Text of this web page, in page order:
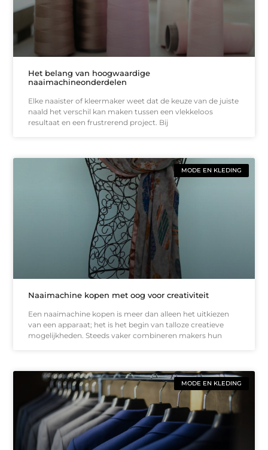
Het belang van hoogwaardige
naaimachineonderdelen
Elke naaister of kleermaker weet dat de keuze van de juiste
naald het verschil kan maken tussen een vlekkeloos
resultaat en een frustrerend project. Bij
MODE EN KLEDING
Naaimachine kopen met oog voor creativiteit
Een naaimachine kopen is meer dan alleen het uitkiezen
van een apparaat; het is het begin van talloze creatieve
mogelijkheden. Steeds vaker combineren makers hun
MODE EN KLEDING